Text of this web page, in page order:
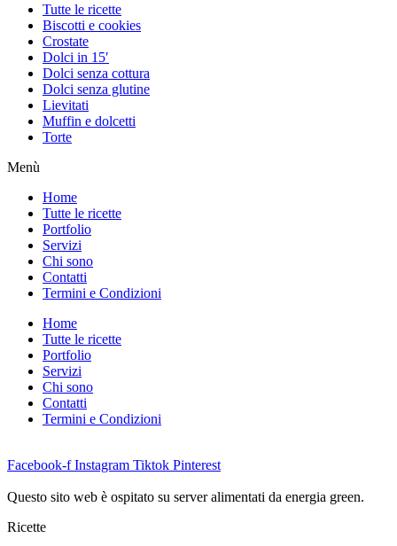
Tutte le ricette
Biscotti e cookies
Crostate
Dolci in 15′
Dolci senza cottura
Dolci senza glutine
Lievitati
Muffin e dolcetti
Torte
Menù
Home
Tutte le ricette
Portfolio
Servizi
Chi sono
Contatti
Termini e Condizioni
Home
Tutte le ricette
Portfolio
Servizi
Chi sono
Contatti
Termini e Condizioni
Facebook-f Instagram Tiktok Pinterest
Questo sito web è ospitato su server alimentati da energia green.
Ricette